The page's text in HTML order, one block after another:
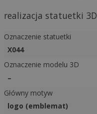
realizacja statuetki 3D
Oznaczenie statuetki
X044
Oznaczenie modelu 3D
–
Główny motyw
logo (emblemat)